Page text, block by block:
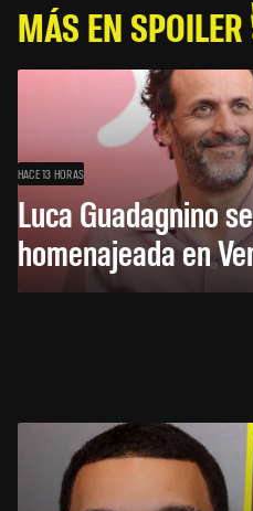
MÁS EN SPOILER
HACE 13 HORAS
Luca Guadagnino
homenajeada en